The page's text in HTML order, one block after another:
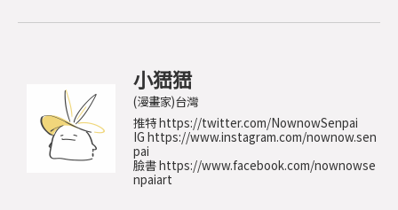
小峱峱
(漫畫家)台灣
推特https://twitter.com/NownowSenpai
IG https://www.instagram.com/nownow.sen
pai
臉書https://www.facebook.com/nownowse
npaiart